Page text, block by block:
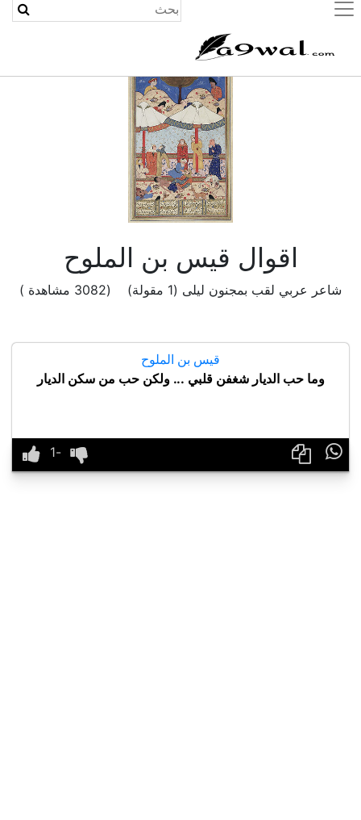
(current)
اقوال قيس بن الملوح
شاعر عربي لقب بمجنون ليلى (1 مقولة) (3082 مشاهدة )
قيس بن الملوح
وما حب الديار شغفن قلبي ... ولكن حب من سكن الديار
